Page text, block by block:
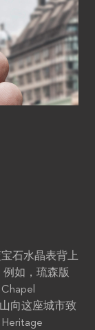
石水晶表背上
例如，琉森版
向这座城市致